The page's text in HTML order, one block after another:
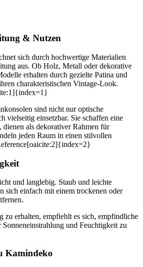
& Nutzen
sich durch hochwertige Materialien
aus. Ob Holz, Metall oder dekorative
erhalten durch gezielte Patina und
charakteristischen Vintage-Look.
sind nicht nur optische
vielseitig einsetzbar. Sie schaffen eine
als dekorativer Rahmen für
jeden Raum in einen stilvollen
und langlebig. Staub und leichte
sich einfach mit einem trockenen oder
zu erhalten, empfiehlt es sich, empfindliche
und Feuchtigkeit zu
Kamindeko